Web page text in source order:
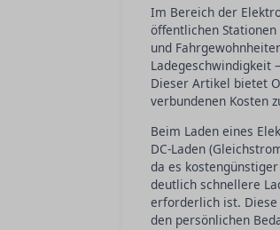
Im Bereich der
öffentlichen
und
Ladegeschwindigkeit
Dieser Artikel bietet
verbundenen Kosten
Beim Laden eines
DC-Laden
da es
deutlich schnellere
erforderlich ist.
den persönlichen